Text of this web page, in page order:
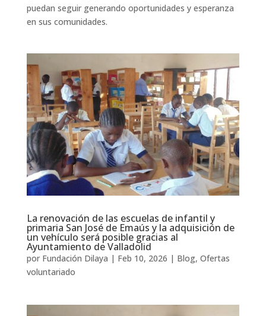
puedan seguir generando oportunidades y esperanza
en sus comunidades.
La renovación de las escuelas de infantil y
primaria San José de Emaús y la adquisición de
un vehículo será posible gracias al
Ayuntamiento de Valladolid
por Fundación Dilaya | Feb 10, 2026 | Blog, Ofertas
voluntariado